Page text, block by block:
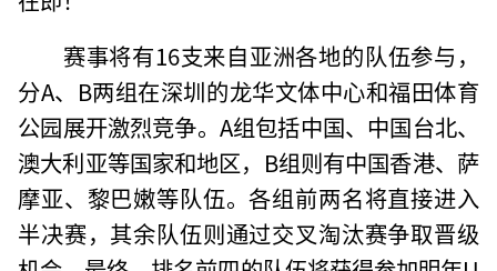
赛事将有16支来自亚洲各地的队伍参与，
分A、B两组在深圳的龙华文体中心和福田体育
公园展开激烈竞争。A组包括中国、中国台北、
澳大利亚等国家和地区，B组则有中国香港、萨
摩亚、黎巴嫩等队伍。各组前两名将直接进入
半决赛，其余队伍则通过交叉淘汰赛争取晋级